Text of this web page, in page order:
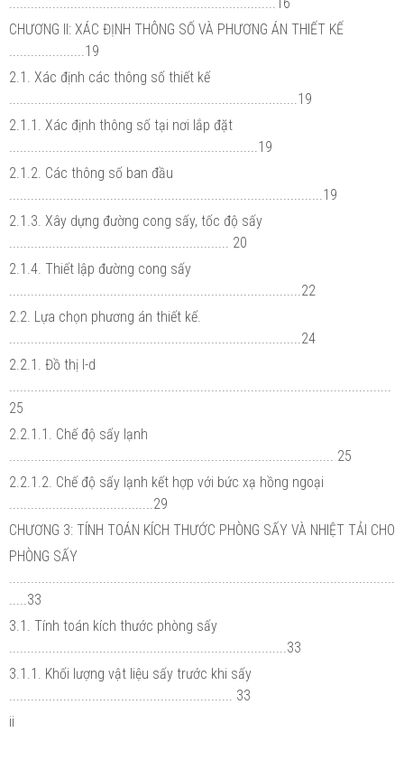
CHƯƠNG II: XÁC ĐỊNH THÔNG SỐ VÀ PHƯƠNG ÁN THIẾT KẾ
.....................19
2.1. Xác định các thông số thiết kế
................................................................................19
2.1.1. Xác định thông số tại nơi lắp đặt
.....................................................................19
2.1.2. Các thông số ban đầu
.......................................................................................19
2.1.3. Xây dựng đường cong sấy, tốc độ sấy
............................................................. 20
2.1.4. Thiết lập đường cong sấy
.................................................................................22
2.2. Lựa chọn phương án thiết kế.
.................................................................................24
2.2.1. Đồ thị I-d
25
2.2.1.1. Chế độ sấy lạnh
.......................................................................................... 25
2.2.1.2. Chế độ sấy lạnh kết hợp với bức xạ hồng ngoại
........................................29
CHƯƠNG 3: TÍNH TOÁN KÍCH THƯỚC PHÒNG SẤY VÀ NHIỆT TẢI CHO
PHÒNG SẤY
.....33
3.1. Tính toán kích thước phòng sấy
.............................................................................33
3.1.1. Khối lượng vật liệu sấy trước khi sấy
.............................................................. 33
ii